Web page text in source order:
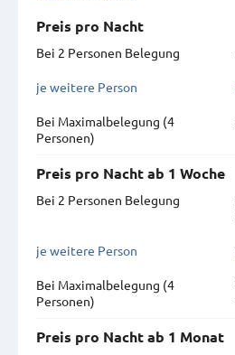
Preis pro Nacht
Bei 2 Personen Belegung
je weitere Person
Bei Maximal­belegung (4
Personen)
Preis pro Nacht ab 1 Woche
Bei 2 Personen Belegung
je weitere Person
Bei Maximal­belegung (4
Personen)
Preis pro Nacht ab 1 Monat